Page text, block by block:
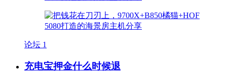
论坛 1
充电宝押金什么时候退